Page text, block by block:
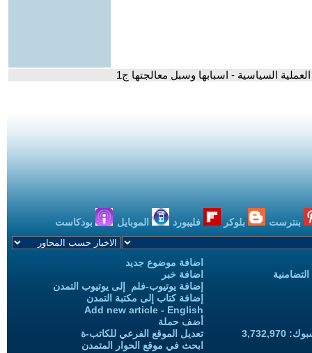
السياسية - اسبابها وسبل معالجتها ج1
بنترست بلوكر فليبورد الموبايل بودكاست
اضافة موضوع جديد
اضافة خبر
إضافة يوتيوب-فلم إلى يوتيوب التمدن
إضافة كتاب إلى مكتبة التمدن
Add new article - English
أضف حملة
تعديل الموقع الفرعي للكاتب-ة
ابحث في موقع الحوار المتمدن